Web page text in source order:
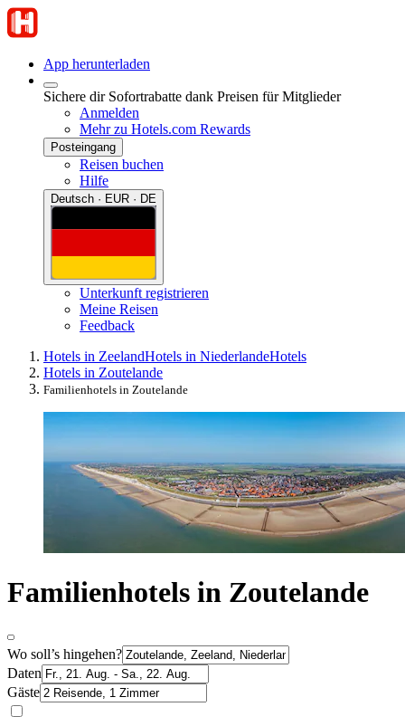
App herunterladen
Sichere dir Sofortrabatte dank Preisen für Mitglieder
Anmelden
Mehr zu Hotels.com Rewards
Posteingang
Reisen buchen
Hilfe
Deutsch · EUR · DE
Unterkunft registrieren
Meine Reisen
Feedback
Hotels in ZeelandHotels in NiederlandeHotels
Hotels in Zoutelande
Familienhotels in Zoutelande
Familienhotels in Zoutelande
Wo soll’s hingehen?
Daten
Gäste